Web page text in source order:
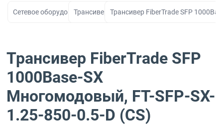
Сетевое оборудованиеТрансиверыТрансивер FiberTrade SFP
Трансивер FiberTrade SFP
1000Base-SX
Многомодовый, FT-SFP-SX-
1.25-850-0.5-D (CS)